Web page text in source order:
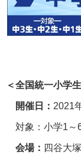
＜全国統一小学
開催日： 2021
対象：小学1 ～
会場： 四谷大